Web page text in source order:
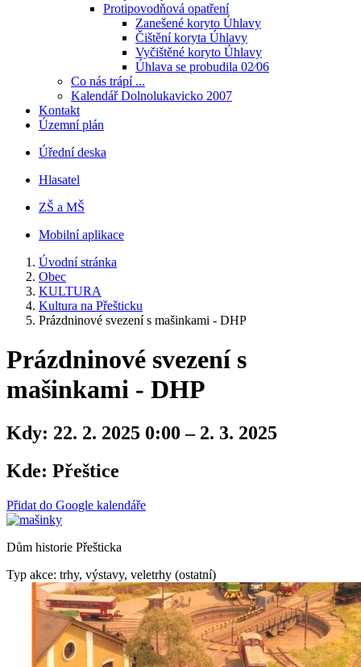
Protipovodňová opatření
Zanešené koryto Úhlavy
Čištění koryta Úhlavy
Vyčištěné koryto Úhlavy
Úhlava se probudila 02⁄06
Co nás trápí ...
Kalendář Dolnolukavicko 2007
Kontakt
Územní plán
Úřední deska
Hlasatel
ZŠ a MŠ
Mobilní aplikace
Úvodní stránka
Obec
KULTURA
Kultura na Přešticku
Prázdninové svezení s mašinkami - DHP
Prázdninové svezení s
mašinkami - DHP
Kdy: 22. 2. 2025 0:00 – 2. 3. 2025
Kde: Přeštice
Přidat do Google kalendáře
Dům historie Přešticka
Typ akce: trhy, výstavy, veletrhy (ostatní)